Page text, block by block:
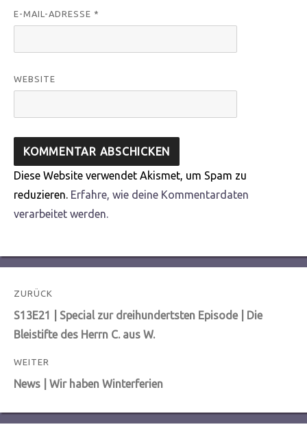
E-MAIL-ADRESSE *
WEBSITE
Diese Website verwendet Akismet, um Spam zu
reduzieren. Erfahre, wie deine Kommentardaten
verarbeitet werden.
Beitragsnavigation
ZURÜCK
Vorheriger
Beitrag:
S13E21 | Special zur dreihundertsten Episode | Die
Bleistifte des Herrn C. aus W.
WEITER
Nächster
News | Wir haben Winterferien